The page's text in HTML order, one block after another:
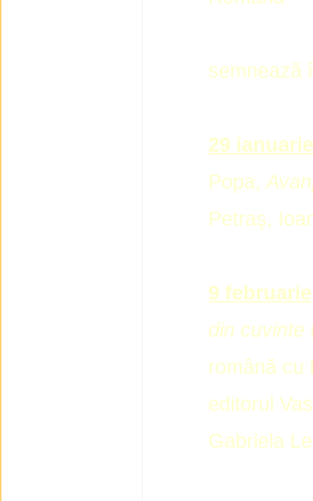
semnează
29
Popa,
Petraş,
9 februarie
din cuvinte
română cu
editorul
Gabriela